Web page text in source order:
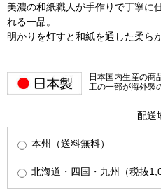
美濃の和紙職人が手作りで丁寧に
れる一品。
明かりを灯すと和紙を通した柔ら
日本国内生産の商
工の一部が海外製
配送
本州（送料無料）
北海道・四国・九州（税抜